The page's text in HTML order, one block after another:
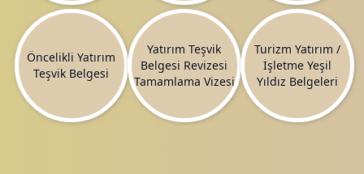
Öncelikli Yatırım
Teşvik Belgesi
Yatırım Teşvik
Belgesi Revizesi
Tamamlama Vizesi
Turizm Yatırım /
İşletme Yeşil
Yıldız Belgeleri